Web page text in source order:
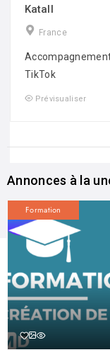
Katall
France
TikTok
Prévisualiser
Annonces à la
Formation